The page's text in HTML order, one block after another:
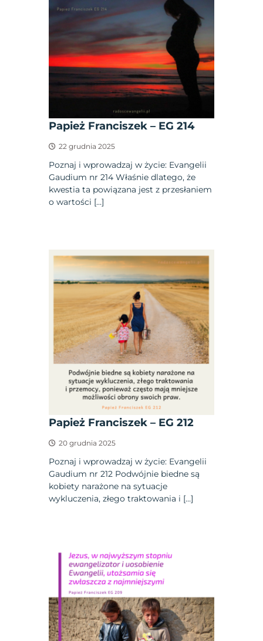
Papież Franciszek – EG 214
22 grudnia 2025
Poznaj i wprowadzaj w życie: Evangelii
Gaudium nr 214 Właśnie dlatego, że
kwestia ta powiązana jest z przesłaniem
o wartości […]
Papież Franciszek – EG 212
20 grudnia 2025
Poznaj i wprowadzaj w życie: Evangelii
Gaudium nr 212 Podwójnie biedne są
kobiety narażone na sytuacje
wykluczenia, złego traktowania i […]